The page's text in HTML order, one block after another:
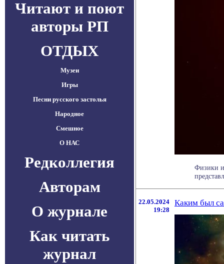
Читают и поют
авторы РП
ОТДЫХ
Музеи
Игры
Песни русского застолья
Народное
Смешное
О НАС
Редколлегия
Авторам
О журнале
Как читать
журнал
Физики
22.05.2024
19:28
Каким был